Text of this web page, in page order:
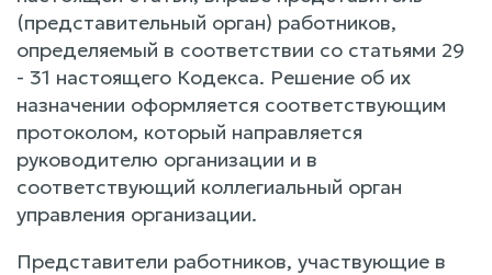
(представительный орган) работников,
определяемый в соответствии со статьями 29
- 31 настоящего Кодекса. Решение об их
назначении оформляется соответствующим
протоколом, который направляется
руководителю организации и в
соответствующий коллегиальный орган
управления организации.
Представители работников, участвующие в